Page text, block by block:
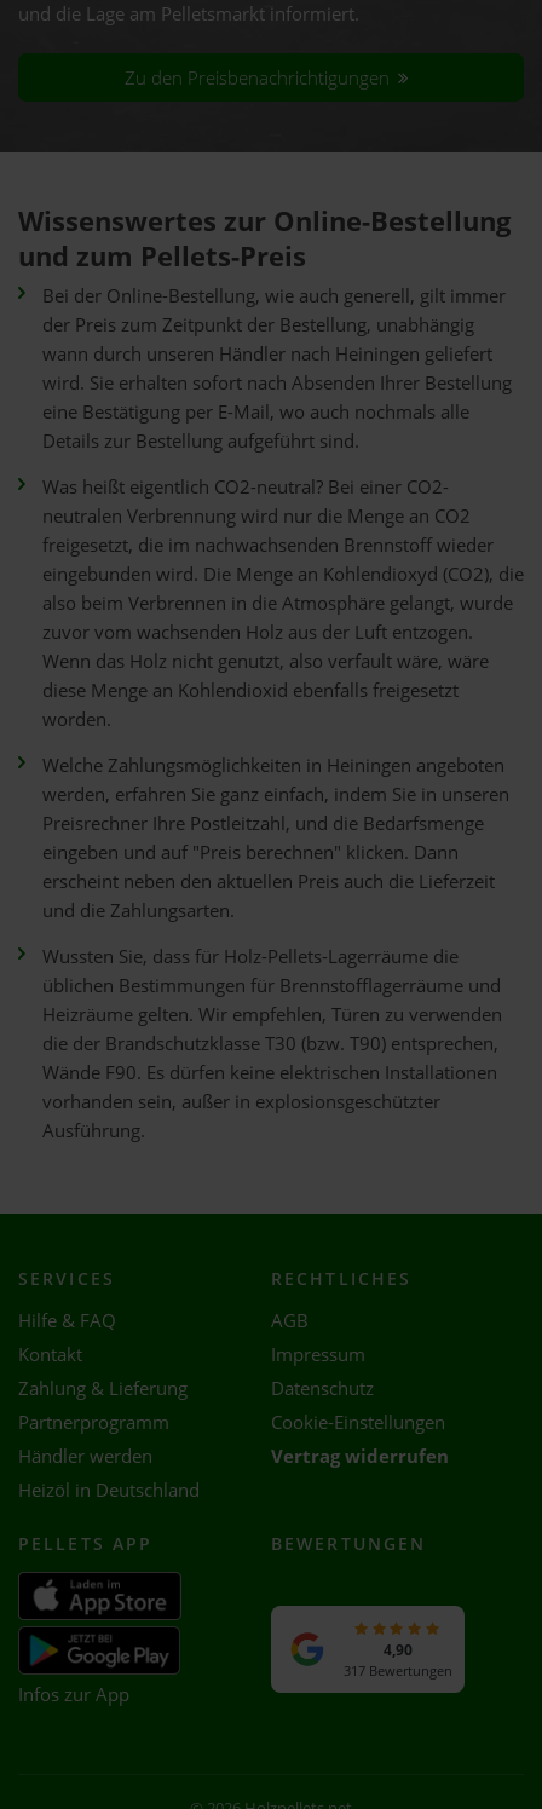
und die Lage am Pelletsmarkt informiert.
Zu den Preisbenachrichtigungen
Wissenswertes zur Online-Bestellung
und zum Pellets-Preis
Bei der Online-Bestellung, wie auch generell, gilt immer
der Preis zum Zeitpunkt der Bestellung, unabhängig
wann durch unseren Händler nach Heiningen geliefert
wird. Sie erhalten sofort nach Absenden Ihrer Bestellung
eine Bestätigung per E-Mail, wo auch nochmals alle
Details zur Bestellung aufgeführt sind.
Was heißt eigentlich CO2-neutral? Bei einer CO2-
neutralen Verbrennung wird nur die Menge an CO2
freigesetzt, die im nachwachsenden Brennstoff wieder
eingebunden wird. Die Menge an Kohlendioxyd (CO2), die
also beim Verbrennen in die Atmosphäre gelangt, wurde
zuvor vom wachsenden Holz aus der Luft entzogen.
Wenn das Holz nicht genutzt, also verfault wäre, wäre
diese Menge an Kohlendioxid ebenfalls freigesetzt
worden.
Welche Zahlungsmöglichkeiten in Heiningen angeboten
werden, erfahren Sie ganz einfach, indem Sie in unseren
Preisrechner Ihre Postleitzahl, und die Bedarfsmenge
eingeben und auf "Preis berechnen" klicken. Dann
erscheint neben den aktuellen Preis auch die Lieferzeit
und die Zahlungsarten.
Wussten Sie, dass für Holz-Pellets-Lagerräume die
üblichen Bestimmungen für Brennstofflagerräume und
Heizräume gelten. Wir empfehlen, Türen zu verwenden
die der Brandschutzklasse T30 (bzw. T90) entsprechen,
Wände F90. Es dürfen keine elektrischen Installationen
vorhanden sein, außer in explosionsgeschützter
Ausführung.
SERVICES
Hilfe & FAQ
Kontakt
Zahlung & Lieferung
Partnerprogramm
Händler werden
Heizöl in Deutschland
RECHTLICHES
AGB
Impressum
Datenschutz
Cookie-Einstellungen
Vertrag widerrufen
PELLETS APP
Infos zur App
BEWERTUNGEN
4,90
317 Bewertungen